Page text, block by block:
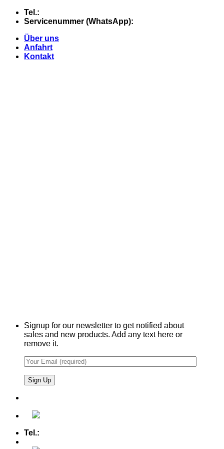
Skip
Tel.:
Servicenummer (WhatsApp):
Über uns
Anfahrt
Kontakt
Signup for our newsletter to get notified about
sales and new products. Add any text here or
remove it.
Tel.: